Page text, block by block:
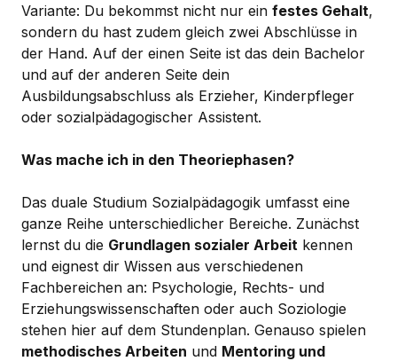
Variante: Du bekommst nicht nur ein festes Gehalt,
sondern du hast zudem gleich zwei Abschlüsse in
der Hand. Auf der einen Seite ist das dein Bachelor
und auf der anderen Seite dein
Ausbildungsabschluss als Erzieher, Kinderpfleger
oder sozialpädagogischer Assistent.
Was mache ich in den Theoriephasen?
Das duale Studium Sozialpädagogik umfasst eine
ganze Reihe unterschiedlicher Bereiche. Zunächst
lernst du die Grundlagen sozialer Arbeit kennen
und eignest dir Wissen aus verschiedenen
Fachbereichen an: Psychologie, Rechts- und
Erziehungswissenschaften oder auch Soziologie
stehen hier auf dem Stundenplan. Genauso spielen
methodisches Arbeiten und Mentoring und